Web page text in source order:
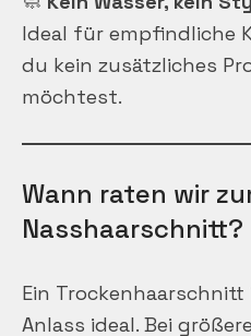
Ideal für empfindliche
du kein zusätzliches
möchtest.
Wann raten wir
Nasshaarschnitt?
Ein
Anlass ideal. Bei